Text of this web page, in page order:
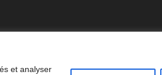
et analyser